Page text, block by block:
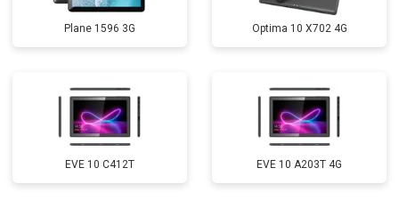
Plane 1596 3G Optima 10 X702 4G
EVE 10 C412T EVE 10 A203T 4G